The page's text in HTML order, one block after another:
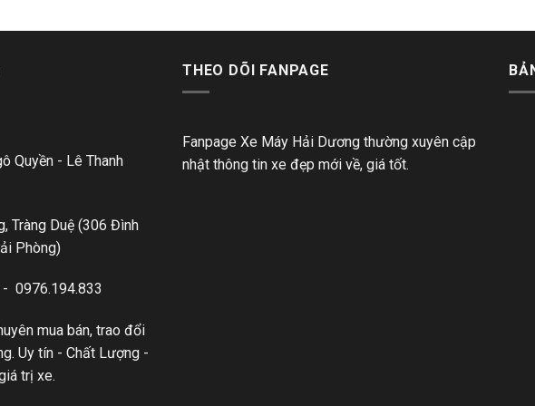
Quyền - Lê Thanh
Tràng Duệ (306 Đình
Phòng)
- 0976.194.833
mua bán, trao đổi
Uy tín - Chất Lượng -
trị xe.
THEO DÕI FANPAGE
Fanpage Xe Máy Hải Dương thường xuyên cập
nhật thông tin xe đẹp mới về, giá tốt.